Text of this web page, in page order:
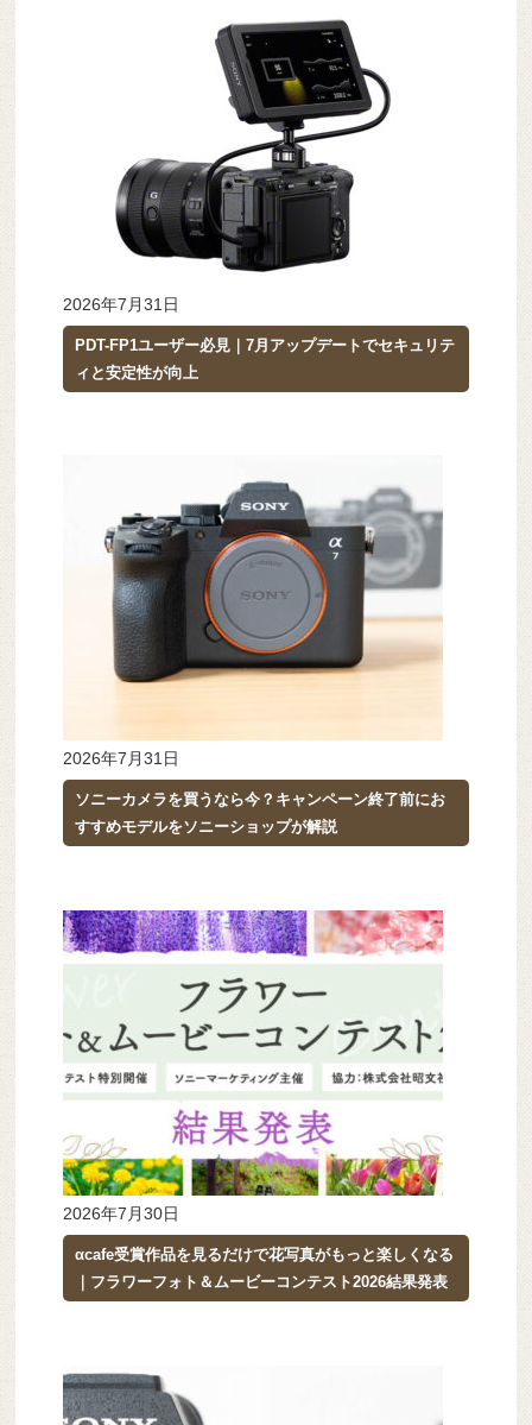
2026年7月31日
PDT-FP1ユーザー必見｜7月アップデートでセキュリテ
ィと安定性が向上
2026年7月31日
ソニーカメラを買うなら今？キャンペーン終了前にお
すすめモデルをソニーショップが解説
2026年7月30日
αcafe受賞作品を見るだけで花写真がもっと楽しくなる
｜フラワーフォト＆ムービーコンテスト2026結果発表